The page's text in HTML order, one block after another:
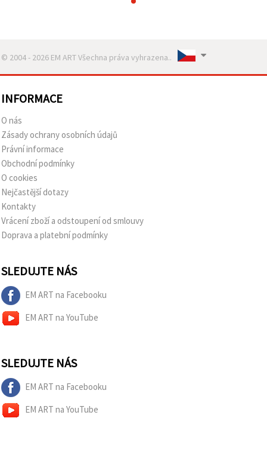
© 2004 - 2026 EM ART Všechna práva vyhrazena..
INFORMACE
O nás
Zásady ochrany osobních údajů
Právní informace
Obchodní podmínky
O cookies
Nejčastější dotazy
Kontakty
Vrácení zboží a odstoupení od smlouvy
Doprava a platební podmínky
SLEDUJTE NÁS
EM ART na Facebooku
EM ART na YouTube
SLEDUJTE NÁS
EM ART na Facebooku
EM ART na YouTube